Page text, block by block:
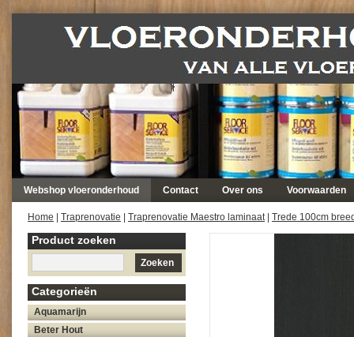
Webshop vloeronderhoud Contact Over ons Voorwaarden
Home Traprenovatie Traprenovatie Maestro laminaat| Trede 100cm
Product zoeken
Zoeken
Categorieën
Aquamarijn
Beter Hout